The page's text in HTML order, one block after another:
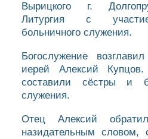
Вырицкого г.
Литургия с
больничного служения.
Богослужение
иерей Алексий
составили сёстры и
служения.
Отец Алексий
назидательным словом,